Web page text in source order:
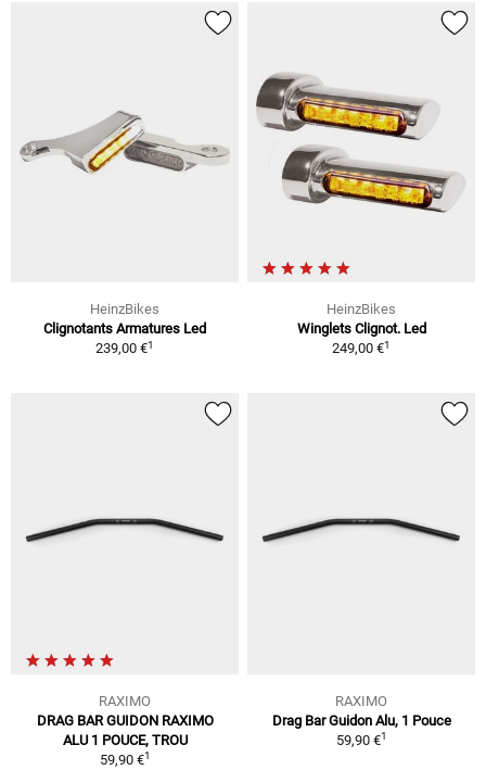
HeinzBikes
Clignotants Armatures Led
239,00 €1
HeinzBikes
Winglets Clignot. Led
249,00 €1
RAXIMO
DRAG BAR GUIDON RAXIMO
ALU 1 POUCE, TROU
59,90 €1
RAXIMO
Drag Bar Guidon Alu, 1 Pouce
59,90 €1